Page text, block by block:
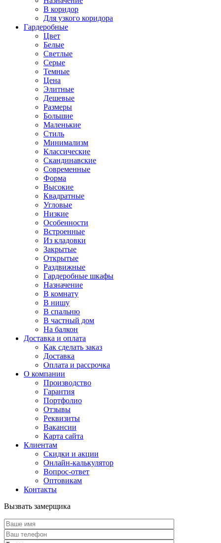
В коридор
Для узкого коридора
Гардеробные
Цвет
Белые
Светлые
Серые
Темные
Цена
Элитные
Дешевые
Размеры
Большие
Маленькие
Стиль
Минимализм
Классические
Скандинавские
Современные
Форма
Высокие
Квадратные
Угловые
Низкие
Особенности
Встроенные
Из кладовки
Закрытые
Открытые
Раздвижные
Гардеробные шкафы
Назначение
В комнату
В нишу
В спальню
В частный дом
На балкон
Доставка и оплата
Как сделать заказ
Доставка
Оплата и рассрочка
О компании
Производство
Гарантия
Портфолио
Отзывы
Реквизиты
Вакансии
Карта сайта
Клиентам
Скидки и акции
Онлайн-калькулятор
Вопрос-ответ
Оптовикам
Контакты
Вызвать замерщика